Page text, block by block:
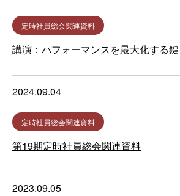
定時社員総会関連資料
講演：パフォーマンスを最大化する
2024.09.04
定時社員総会関連資料
第19期定時社員総会関連資料
2023.09.05